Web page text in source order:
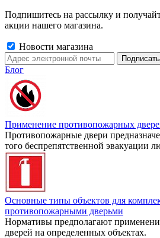
Подпишитесь на рассылку и
акции нашего магазина.
Новости магазина
Блог
Применение противопожарных
Противопожарные двери
того беспрепятственной эвакуации
Основные типы объектов для
противопожарными дверьми
Нормативы предполагают
дверей на определенных объектах.